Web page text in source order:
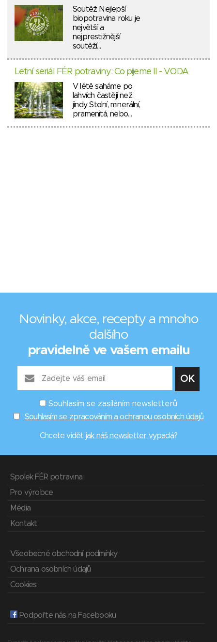
Soutěž Nejlepší
biopotravina roku je
největší a
nejprestižnější
soutěží…
Letní seriál FÉR potraviny: Co pijeme II - VODA
V létě saháme po
lahvích častěji než
jindy. Stolní, minerální,
pramenitá, nebo…
Novinky, akce, recepty a mnoho
dalšího
pravidelně ve vašem emailu
Souhlasím se zasíláním newsletterů
Souhlasím se zpracováním a ochranou osobních údajů
Chcete vidět jak náš newsletter vypadá?
Spolek FÉR potravina
Pro výrobce
Média
Kontakt
Všeobecné obchodní podmínky
Ochrana osobních údajů
Cookies
Podpořte nás na Facebooku